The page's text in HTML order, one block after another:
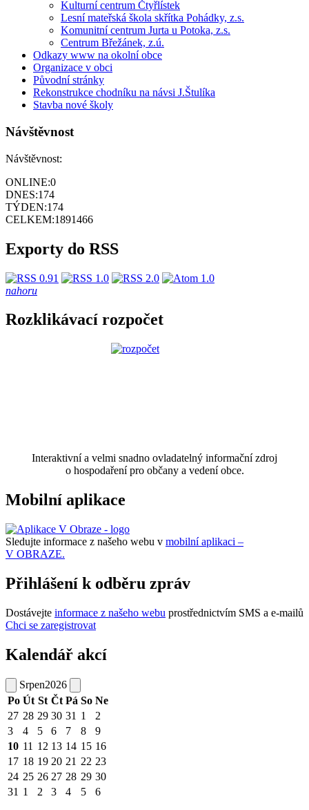
Kulturní centrum Čtyřlístek
Lesní mateřská škola skřítka Pohádky, z.s.
Komunitní centrum Jurta u Potoka, z.s.
Centrum Břežánek, z.ú.
Odkazy www na okolní obce
Organizace v obci
Původní stránky
Rekonstrukce chodníku na návsi J.Štulíka
Stavba nové školy
Návštěvnost
Návštěvnost:
ONLINE:0
DNES:174
TÝDEN:174
CELKEM:1891466
Exporty do RSS
nahoru
Rozklikávací rozpočet
Interaktivní a velmi snadno ovladatelný informační zdroj
o hospodaření pro občany a vedení obce.
Mobilní aplikace
Sledujte informace z našeho webu v mobilní aplikaci –
V OBRAZE.
Přihlášení k odběru zpráv
Dostávejte informace z našeho webu prostřednictvím SMS a e-mailů
Chci se zaregistrovat
Kalendář akcí
Srpen2026
Po Út St Čt Pá So Ne
27 28 29 30 31 1
2
3
4 5 6 7 8
9
10 11 12 13 14 15 16
17 18 19 20 21 22 23
24 25 26 27 28 29 30
31 1 2 3 4 5 6